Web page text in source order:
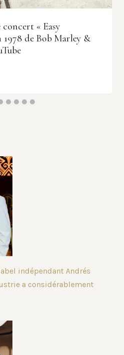
« Easy
de Bob Marley &
indépendant Andrés
a considérablement